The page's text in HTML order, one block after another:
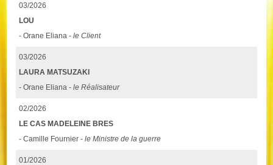
03/2026
LOU
- Orane Eliana -le Client
03/2026
LAURA MATSUZAKI
- Orane Eliana -le Réalisateur
02/2026
LE CAS MADELEINE BRES
- Camille Fournier -le Ministre de la guerre
01/2026